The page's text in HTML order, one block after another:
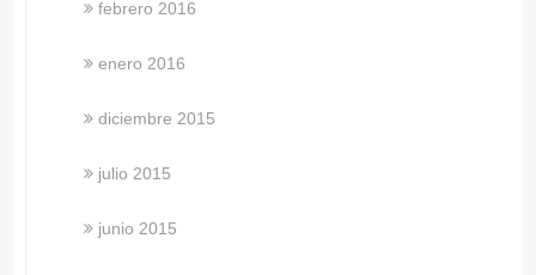
febrero 2016
enero 2016
diciembre 2015
julio 2015
junio 2015